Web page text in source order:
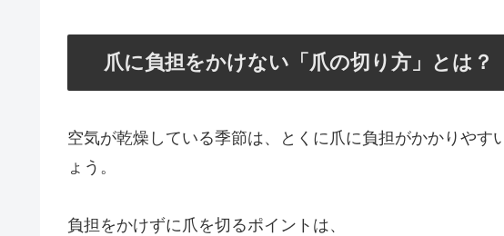
爪に負担をかけない「爪の切り方」とは？
空気が乾燥している季節は、とくに爪に負担がかかりやす
ょう。
負担をかけずに爪を切るポイントは、